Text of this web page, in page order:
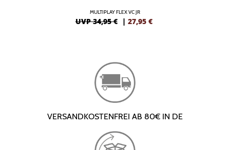
MULTIPLAY FLEX VC JR
UVP 34,95 € | 27,95 €
VERSANDKOSTENFREI AB 80€ IN DE